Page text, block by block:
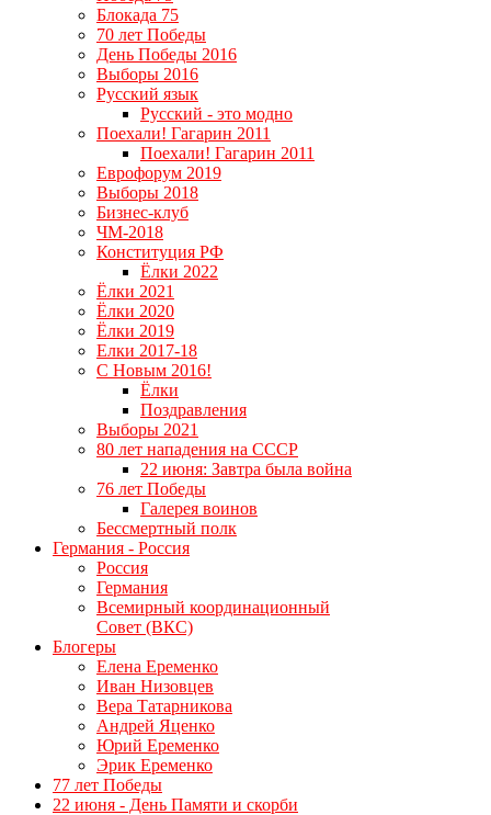
Блокада 75
70 лет Победы
День Победы 2016
Выборы 2016
Русский язык
Русский - это модно
Поехали! Гагарин 2011
Поехали! Гагарин 2011
Еврофорум 2019
Выборы 2018
Бизнес-клуб
ЧМ-2018
Конституция РФ
Ёлки 2022
Ёлки 2021
Ёлки 2020
Ёлки 2019
Елки 2017-18
С Новым 2016!
Ёлки
Поздравления
Выборы 2021
80 лет нападения на СССР
22 июня: Завтра была война
76 лет Победы
Галерея воинов
Бессмертный полк
Германия - Россия
Россия
Германия
Всемирный координационный
Совет (ВКС)
Блогеры
Елена Еременко
Иван Низовцев
Вера Татарникова
Андрей Яценко
Юрий Еременко
Эрик Еременко
77 лет Победы
22 июня - День Памяти и скорби